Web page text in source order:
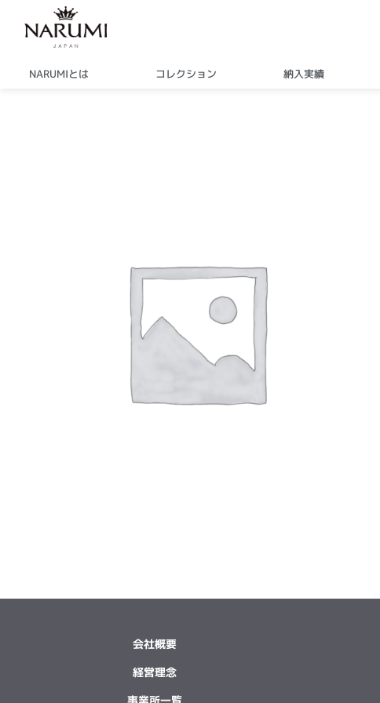
NARUMIとは コレクション 納入実績
会社概要
経営理念
事業所一覧